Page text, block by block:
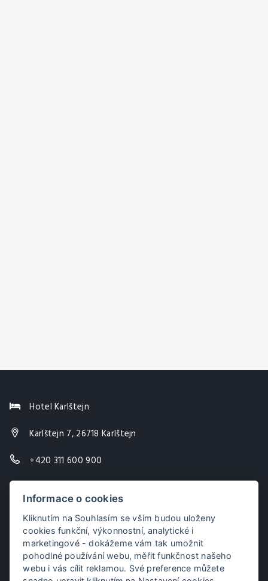
Hotel Karlštejn
Karlštejn 7, 26718 Karlštejn
+420 311 600 900
Informace o cookies
Kliknutím na Souhlasím se vším budou uloženy
cookies funkční, výkonnostní, analytické i
marketingové - dokážeme vám tak umožnit
pohodlné používání webu, měřit funkčnost našeho
webu i vás cílit reklamou. Své preference můžete